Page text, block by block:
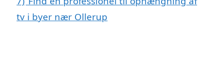
tv i byer nær Ollerup